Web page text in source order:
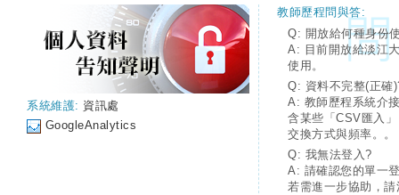
系統維護: 資訊處
GoogleAnalytics
教師歷程問與答:
Q: 開放給何種身份
A: 目前開放給淡江
使用。
Q: 資料不完整(正確
A: 教師歷程系統介
含某些「CSV匯入
交換方式與頻率。。
Q: 我無法登入?
A: 請確認您的單一
若需進一步協助，